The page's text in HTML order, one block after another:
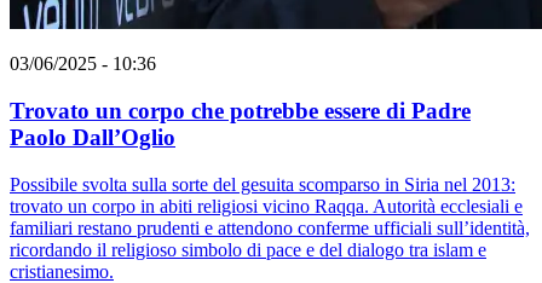
03/06/2025 - 10:36
Trovato un corpo che potrebbe essere di Padre
Paolo Dall’Oglio
Possibile svolta sulla sorte del gesuita scomparso in Siria nel 2013:
trovato un corpo in abiti religiosi vicino Raqqa. Autorità ecclesiali e
familiari restano prudenti e attendono conferme ufficiali sull’identità,
ricordando il religioso simbolo di pace e del dialogo tra islam e
cristianesimo.